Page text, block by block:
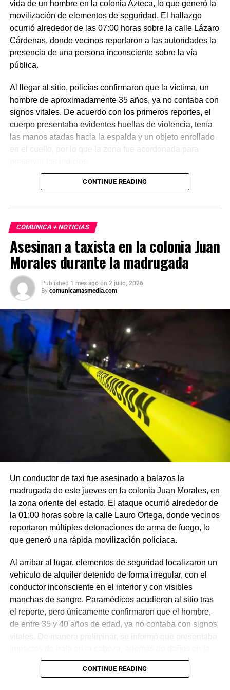
vida de un hombre en la colonia Azteca, lo que generó la
movilización de elementos de seguridad. El hallazgo
ocurrió alrededor de las 07:00 horas sobre la calle Lázaro
Cárdenas, donde vecinos reportaron a las autoridades la
presencia de una persona inconsciente sobre la vía
pública.
Al llegar al sitio, policías confirmaron que la víctima, un
hombre de aproximadamente 35 años, ya no contaba con
signos vitales. De acuerdo con los primeros reportes, el
cuerpo presentaba evidentes huellas de violencia, tenía
las manos atadas hacia la espalda y un objeto enrollado
en el cuello, por lo que la zona fue acordonada para
Las primeras investigaciones apuntan a que el hombre
madrugada. Personal de la Fiscalía y del Servicio Médico
Forense realizó el levantamiento del cuerpo e inició la
carpeta de investigación correspondiente para esclarecer
este homicidio.
CONTINUE READING
COMUNICA + NOTICIAS
Asesinan a taxista en la colonia Juan
Morales durante la madrugada
Published 1 mes ago on 2 julio, 2026
By comunicamasmedia.com
Un conductor de taxi fue asesinado a balazos la
madrugada de este jueves en la colonia Juan Morales, en
la zona oriente del estado. El ataque ocurrió alrededor de
la 01:00 horas sobre la calle Lauro Ortega, donde vecinos
reportaron múltiples detonaciones de arma de fuego, lo
que generó una rápida movilización policiaca.
Al arribar al lugar, elementos de seguridad localizaron un
vehículo de alquiler detenido de forma irregular, con el
conductor inconsciente en el interior y con visibles
manchas de sangre. Paramédicos acudieron al sitio tras
el reporte, pero únicamente confirmaron que el hombre,
de entre 35 y 40 años de edad, ya no contaba con signos
vitales. De manera preliminar, se informó que presentaba
puerta del lado del conductor.
CONTINUE READING